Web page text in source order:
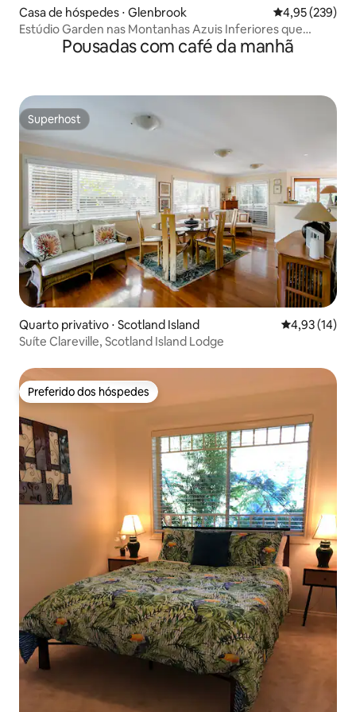
Casa de hóspedes ⋅ Glenbrook 4,95 de uma
4,95 (239)
Estúdio Garden nas Montanhas Azuis Inferiores que
aceita animais de estimação
Pousadas com café da manhã
Superhost
Superhost
Quarto privativo ⋅ Scotland Island 4,93 de uma
4,93 (14)
Suíte Clareville, Scotland Island Lodge
Preferido dos hóspedes
Preferido dos hóspedes